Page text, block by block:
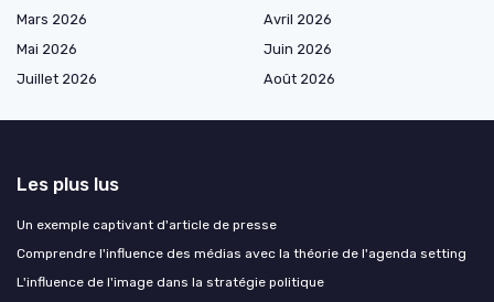
Mars 2026
Avril 2026
Mai 2026
Juin 2026
Juillet 2026
Août 2026
Les plus lus
Un exemple captivant d'article de presse
Comprendre l'influence des médias avec la théorie de l'agenda setting
L'influence de l'image dans la stratégie politique